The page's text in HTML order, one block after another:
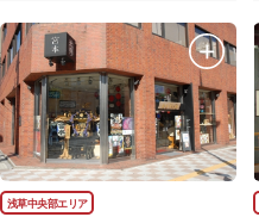
浅草中央部エリア